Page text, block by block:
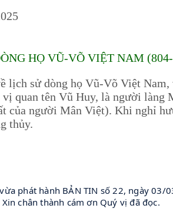
HỌ VŨ-VÕ VIỆT NAM
sử dòng họ Vũ-Võ Việt Nam,
quan tên Vũ Huy, là người làng
của người Mân Việt). Khi nghỉ
thủy.
phát hành BẢN TIN số 22, ngày
chân thành cám ơn Quý vị đã đọc.